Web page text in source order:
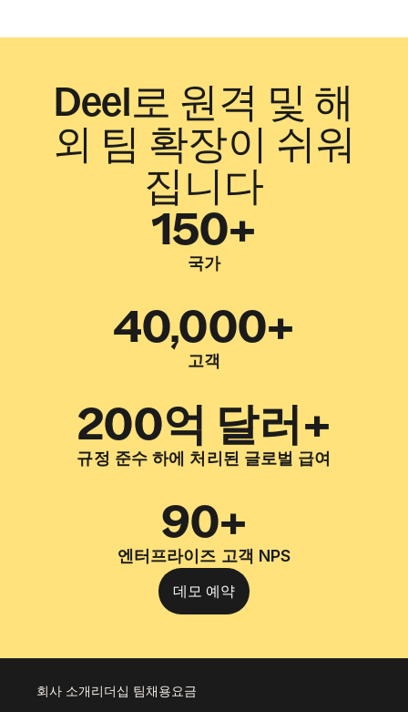
Deel로 원격 및 해
외 팀 확장이 쉬워
집니다
150+
국가
40,000+
고객
200억 달러+
규정 준수 하에 처리된 글로벌 급여
90+
엔터프라이즈 고객 NPS
데모 예약
회사 소개리더십 팀채용요금